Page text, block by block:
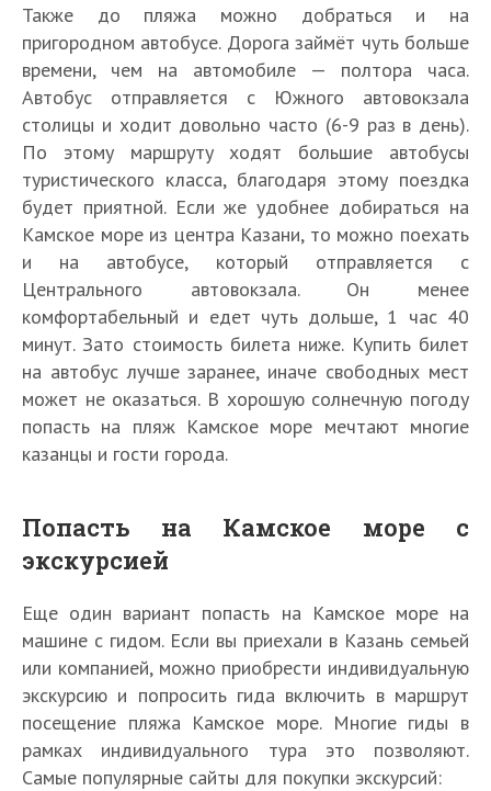
Также до пляжа можно добраться и на
пригородном автобусе. Дорога займёт чуть больше
времени, чем на автомобиле — полтора часа.
Автобус отправляется с Южного автовокзала
столицы и ходит довольно часто (6-9 раз в день).
По этому маршруту ходят большие автобусы
туристического класса, благодаря этому поездка
будет приятной. Если же удобнее добираться на
Камское море из центра Казани, то можно поехать
и на автобусе, который отправляется с
Центрального автовокзала. Он менее
комфортабельный и едет чуть дольше, 1 час 40
минут. Зато стоимость билета ниже. Купить билет
на автобус лучше заранее, иначе свободных мест
может не оказаться. В хорошую солнечную погоду
попасть на пляж Камское море мечтают многие
казанцы и гости города.
Попасть на Камское море с
экскурсией
Еще один вариант попасть на Камское море на
машине с гидом. Если вы приехали в Казань семьей
или компанией, можно приобрести индивидуальную
экскурсию и попросить гида включить в маршрут
посещение пляжа Камское море. Многие гиды в
рамках индивидуального тура это позволяют.
Самые популярные сайты для покупки экскурсий: